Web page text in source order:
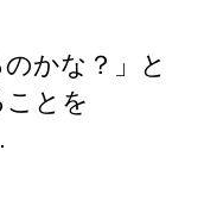
かな？」と
とを